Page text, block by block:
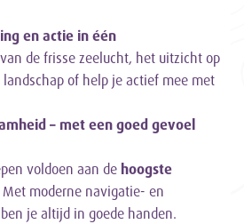
en actie in één
de frisse zeelucht, het uitzicht op
of help je actief mee met
– met een goed gevoel
voldoen aan de hoogste
Met moderne navigatie- en
je altijd in goede handen.